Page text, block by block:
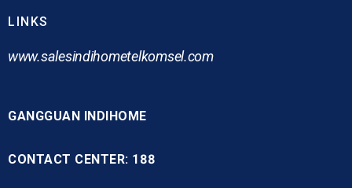
LINKS
www.salesindihometelkomsel.com
GANGGUAN INDIHOME
CONTACT CENTER: 188